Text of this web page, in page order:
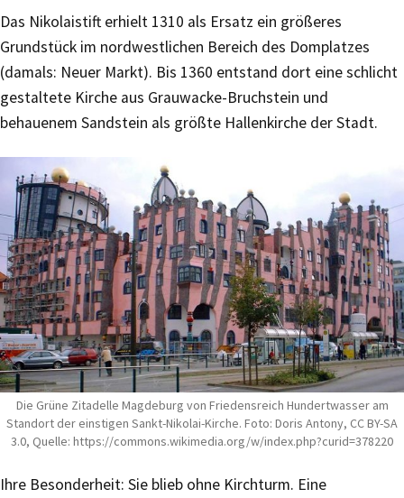
Das Nikolaistift erhielt 1310 als Ersatz ein größeres
Grundstück im nordwestlichen Bereich des Domplatzes
(damals: Neuer Markt). Bis 1360 entstand dort eine schlicht
gestaltete Kirche aus Grauwacke-Bruchstein und
behauenem Sandstein als größte Hallenkirche der Stadt.
Die Grüne Zitadelle Magdeburg von Friedensreich Hundertwasser am
Standort der einstigen Sankt-Nikolai-Kirche. Foto: Doris Antony, CC BY-SA
3.0, Quelle: https://commons.wikimedia.org/w/index.php?curid=378220
Ihre Besonderheit: Sie blieb ohne Kirchturm. Eine